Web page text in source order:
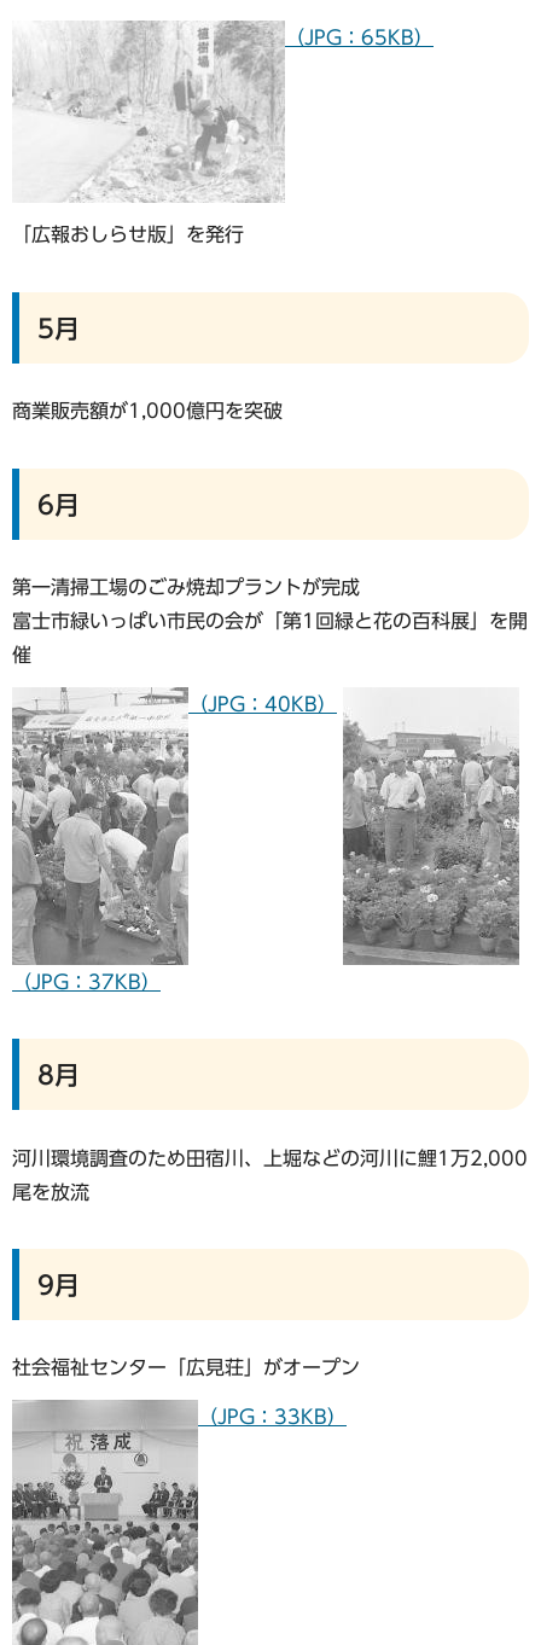
（JPG：65KB）
「広報おしらせ版」を発行
5月
商業販売額が1,000億円を突破
6月
第一清掃工場のごみ焼却プラントが完成
富士市緑いっぱい市民の会が「第1回緑と花の百科展」を開
催
（JPG：40KB）
（JPG：37KB）
8月
河川環境調査のため田宿川、上堀などの河川に鯉1万2,000
尾を放流
9月
社会福祉センター「広見荘」がオープン
（JPG：33KB）